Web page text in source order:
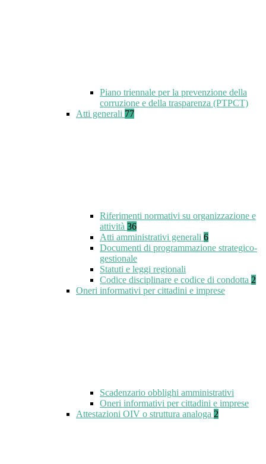
Piano triennale per la prevenzione della
corruzione e della trasparenza (PTPCT)
Atti generali 77
Riferimenti normativi su organizzazione e
attività 36
Atti amministrativi generali 6
Documenti di programmazione strategico-
gestionale
Statuti e leggi regionali
Codice disciplinare e codice di condotta 2
Oneri informativi per cittadini e imprese
Scadenzario obblighi amministrativi
Oneri informativi per cittadini e imprese
Attestazioni OIV o struttura analoga 2